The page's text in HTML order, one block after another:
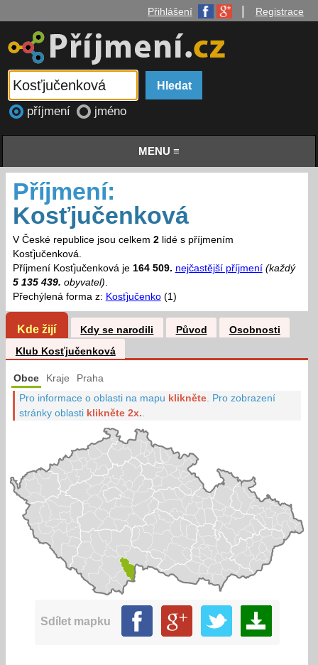
Přihlášení Registrace
příjmení jméno
MENU ≡
Příjmení:
Kosťjučenková
V České republice jsou celkem 2lidé s příjmením
Kosťjučenková.
Příjmení Kosťjučenková je 164 509. nejčastější příjmení (každý
5 135 439. obyvatel).
Přechýlená forma z: Kosťjučenko(1)
Kde žijí Kdy se narodili Původ
Osobnosti
Klub Kosťjučenková
Obce Kraje Praha
Pro informace o oblasti na mapu klikněte Pro zobrazení
stránky oblasti klikněte 2x.
Sdílet mapku